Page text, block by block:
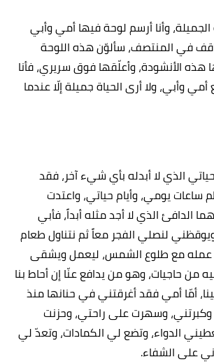
وأنا أرسم لوحة فيها أمي وأبي
في المنتصف، سألوّن هذه اللوحة
هذه الأنشودة، وأعلّقها فوق سريري، فأنا
أمي وأبي، ولا أرى الحياة جميلة إلّا عندما
الذي لا أبدله بأي شيء آخر، فقد
يومي، وأيام حياتي، واعتدت
الدافئ الذي لا أجد مثله أبداً، فأبي
لنصلي الفجر معاً ثم نتناول طعام
عمله مع طلوع الشمس، ليعمل ويشقى
من حاجيات، وهو من يدافع عنّا إن أحاط بنا
أمّا أمي فقد أغرقتني في حنانها منذ
وكبرتني، وسهرت على راحتي، وحزنت
الدواء، وتضع لي الكمادات، وتعدّ لي
على الشفاء.